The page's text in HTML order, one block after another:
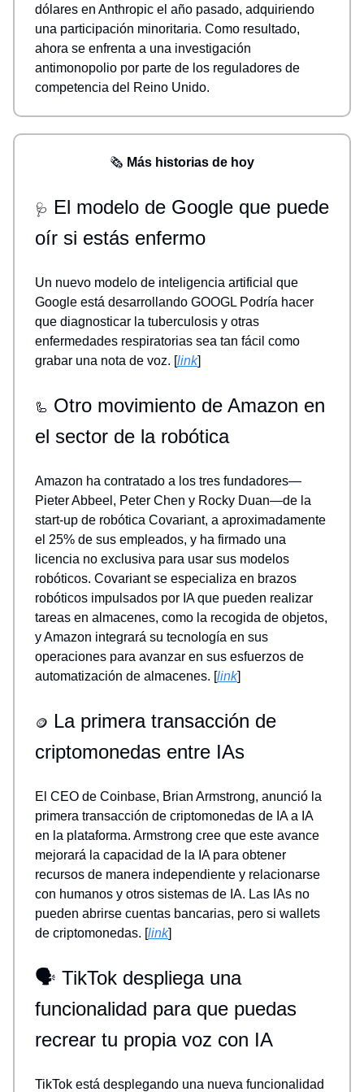
dólares en Anthropic el año pasado, adquiriendo
una participación minoritaria. Como resultado,
ahora se enfrenta a una investigación
antimonopolio por parte de los reguladores de
competencia del Reino Unido.
🗞️ Más historias de hoy
🩺
El modelo de Google que puede
oír si estás enfermo
Un nuevo modelo de inteligencia artificial que
Google está desarrollando GOOGL Podría hacer
que diagnosticar la tuberculosis y otras
enfermedades respiratorias sea tan fácil como
grabar una nota de voz. [link]
🦾 Otro movimiento de Amazon en
el sector de la robótica
Amazon ha contratado a los tres fundadores—
Pieter Abbeel, Peter Chen y Rocky Duan—de la
start-up de robótica Covariant, a aproximadamente
el 25% de sus empleados, y ha firmado una
licencia no exclusiva para usar sus modelos
robóticos. Covariant se especializa en brazos
robóticos impulsados por IA que pueden realizar
tareas en almacenes, como la recogida de objetos,
y Amazon integrará su tecnología en sus
operaciones para avanzar en sus esfuerzos de
automatización de almacenes. [link]
🪙 La primera transacción de
criptomonedas entre IAs
El CEO de Coinbase, Brian Armstrong, anunció la
primera transacción de criptomonedas de IA a IA
en la plataforma. Armstrong cree que este avance
mejorará la capacidad de la IA para obtener
recursos de manera independiente y relacionarse
con humanos y otros sistemas de IA. Las IAs no
pueden abrirse cuentas bancarias, pero si wallets
de criptomonedas. [link]
🗣️ TikTok despliega una
funcionalidad para que puedas
recrear tu propia voz con IA
TikTok está desplegando una nueva funcionalidad